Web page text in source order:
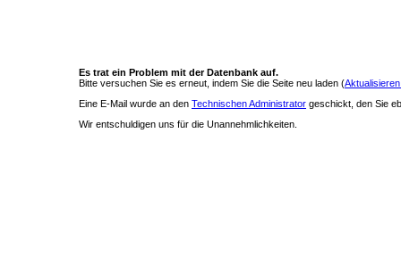
Es trat ein Problem mit der Datenbank auf.
Bitte versuchen Sie es erneut, indem Sie die Seite neu laden (
Eine E-Mail wurde an den Technischen Administrator geschickt, den Sie
Wir entschuldigen uns für die Unannehmlichkeiten.